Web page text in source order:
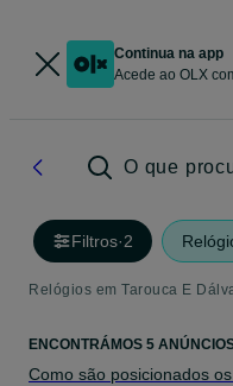
Continua na app
Acede ao OLX
O que
Filtros·2
Relógios em Tarouca E
ENCONTRÁMOS 5
Como são posicionados